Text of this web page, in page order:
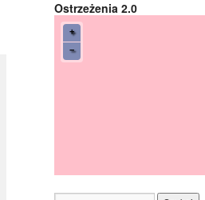
Ostrzeżenia 2.0